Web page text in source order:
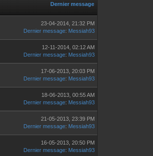
Dernier message
23-04-2014, 21:32 PM
Dernier message: Messiah93
12-11-2014, 02:12 AM
Dernier message: Messiah93
17-06-2013, 20:03 PM
Dernier message: Messiah93
18-06-2013, 00:55 AM
Dernier message: Messiah93
21-05-2013, 23:39 PM
Dernier message: Messiah93
16-05-2013, 20:50 PM
Dernier message: Messiah93